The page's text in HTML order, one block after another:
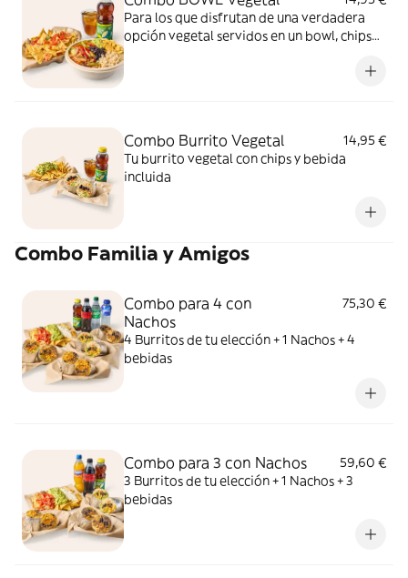
Para los que disfrutan de una verdadera
opción vegetal servidos en un bowl, chips
Combo Burrito Vegetal
14,95 €
Tu burrito vegetal con chips y bebida
incluida
Combo Familia y Amigos
Combo para 4 con
Nachos
75,30 €
4 Burritos de tu elección + 1 Nachos + 4
bebidas
Combo para 3 con Nachos
59,60 €
3 Burritos de tu elección + 1 Nachos + 3
bebidas